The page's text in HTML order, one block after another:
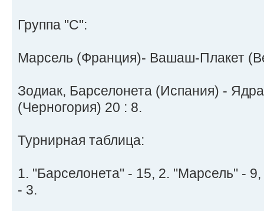
Группа "С":
Марсель (Франция)- Вашаш-Плакет
Зодиак, Барселонета (Испания) -
(Черногория) 20 : 8.
Турнирная таблица:
1. "Барселонета" - 15, 2. "Марсель" -
- 3.